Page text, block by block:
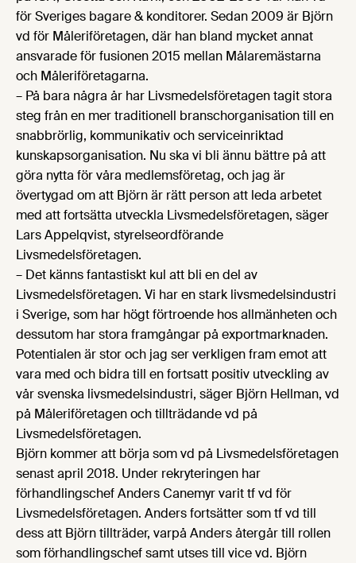
för Sveriges bagare & konditorer. Sedan 2009 är Björn
vd för Måleriföretagen, där han bland mycket annat
ansvarade för fusionen 2015 mellan Målaremästarna
och Måleriföretagarna.
– På bara några år har Livsmedelsföretagen tagit stora
steg från en mer traditionell branschorganisation till en
snabbrörlig, kommunikativ och serviceinriktad
kunskapsorganisation. Nu ska vi bli ännu bättre på att
göra nytta för våra medlemsföretag, och jag är
övertygad om att Björn är rätt person att leda arbetet
med att fortsätta utveckla Livsmedelsföretagen, säger
Lars Appelqvist, styrelseordförande
Livsmedelsföretagen.
– Det känns fantastiskt kul att bli en del av
Livsmedelsföretagen. Vi har en stark livsmedelsindustri
i Sverige, som har högt förtroende hos allmänheten och
dessutom har stora framgångar på exportmarknaden.
Potentialen är stor och jag ser verkligen fram emot att
vara med och bidra till en fortsatt positiv utveckling av
vår svenska livsmedelsindustri, säger Björn Hellman, vd
på Måleriföretagen och tillträdande vd på
Livsmedelsföretagen.
Björn kommer att börja som vd på Livsmedelsföretagen
senast april 2018. Under rekryteringen har
förhandlingschef Anders Canemyr varit tf vd för
Livsmedelsföretagen. Anders fortsätter som tf vd till
dess att Björn tillträder, varpå Anders återgår till rollen
som förhandlingschef samt utses till vice vd. Björn